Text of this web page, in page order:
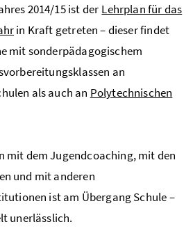
2014/15 ist der Lehrplan für das
in Kraft getreten – dieser findet
mit sonderpädagogischem
an
als auch an Polytechnischen
mit dem Jugendcoaching, mit den
und mit anderen
ist am Übergang Schule –
unerlässlich.